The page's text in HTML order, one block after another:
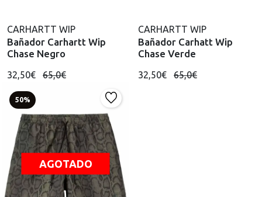
CARHARTT WIP
Bañador Carhartt Wip
Chase Negro
32,50€ 65,0€
CARHARTT WIP
Bañador Carhatt Wip
Chase Verde
32,50€ 65,0€
50%
AGOTADO